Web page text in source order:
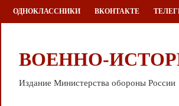
Перейти
к
ОДНОКЛАССНИКИ ВКОНТАКТЕ
ВОЕННО-
Издание Министерства обороны России